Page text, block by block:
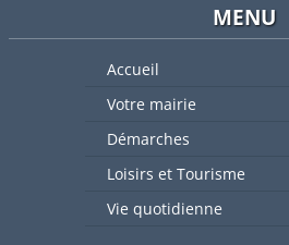
MENU
Accueil
Votre mairie
Démarches
Loisirs et Tourisme
Vie quotidienne